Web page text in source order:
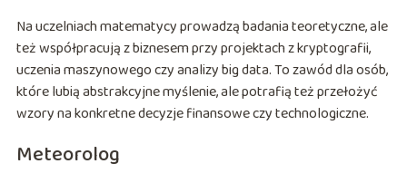
Na uczelniach matematycy prowadzą badania teoretyczne, ale
też współpracują z biznesem przy projektach z kryptografii,
uczenia maszynowego czy analizy big data. To zawód dla osób,
które lubią abstrakcyjne myślenie, ale potrafią też przełożyć
wzory na konkretne decyzje finansowe czy technologiczne.
Meteorolog